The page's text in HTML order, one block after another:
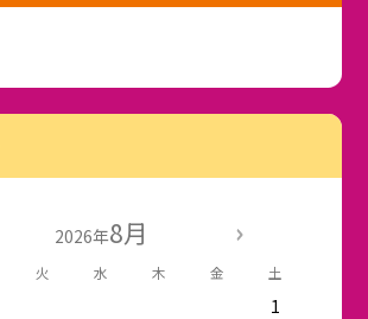
2026年8月
火 水 木 金 土
1